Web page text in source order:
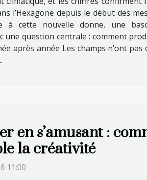
l’Hexagone depuis le début des
à cette nouvelle donne, une
question centrale : comment
après année Les champs n’ont
en s’amusant :
la créativité
11:00